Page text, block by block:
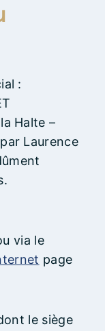
:
Halte –
Laurence
via le
page
le siège